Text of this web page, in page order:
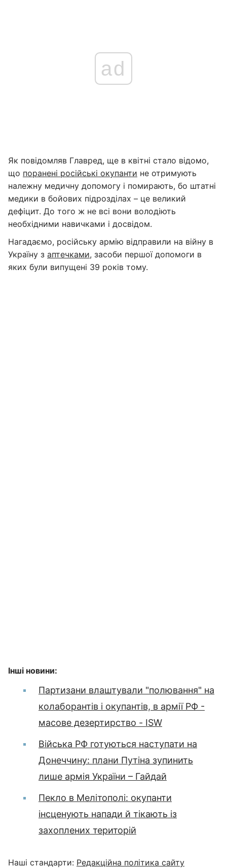
ad
Як повідомляв Главред, ще в квітні стало відомо,
що поранені російські окупанти не отримують
належну медичну допомогу і помирають, бо штатні
медики в бойових підрозділах – це великий
дефіцит. До того ж не всі вони володіють
необхідними навичками і досвідом.
Нагадаємо, російську армію відправили на війну в
Україну з аптечками, засоби першої допомоги в
яких були випущені 39 років тому.
Інші новини:
Партизани влаштували "полювання" на
колаборантів і окупантів, в армії РФ -
масове дезертирство - ISW
Війська РФ готуються наступати на
Донеччину: плани Путіна зупинить
лише армія України – Гайдай
Пекло в Мелітополі: окупанти
інсценують напади й тікають із
захоплених територій
Наші стандарти: Редакційна політика сайту